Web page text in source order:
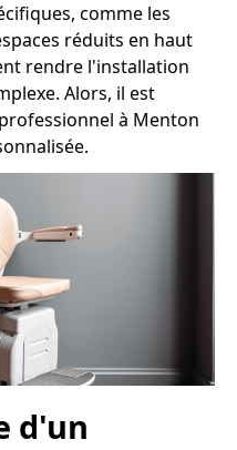
comme les
réduits en haut
rendre l'installation
Alors, il est
à Menton
d'un